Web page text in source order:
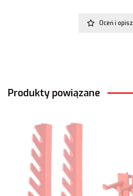
Oceń i opisz
Produkty powiązane